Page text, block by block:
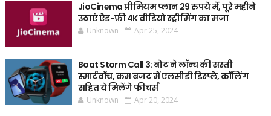
JioCinema प्रीमियम प्लान 29 रुपये में, पूरे महीने
उठाएं ऐड-फ्री 4K वीडियो स्ट्रीमिंग का मजा
Unknown Apr 25, 2024
Boat Storm Call 3: बोट ने लॉन्च की सस्ती
स्मार्टवॉच, कम बजट में एलसीडी डिस्प्ले, कॉलिंग
सहित ये मिलेंगे फीचर्स
Unknown Apr 20, 2024